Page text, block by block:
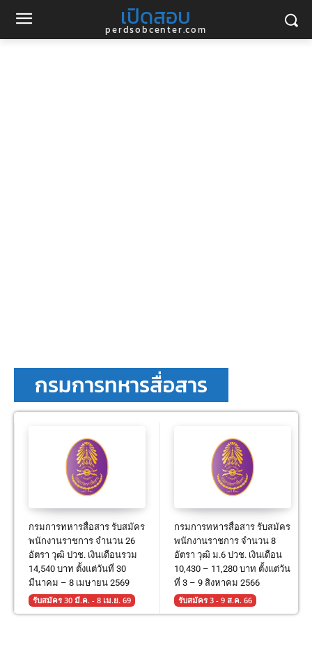
เปิดสอบ
perdsobcenter.com
กรมการทหารสื่อสาร
กรมการทหารสื่อสาร รับสมัคร
พนักงานราชการ จำนวน 26
อัตรา วุฒิ ปวช. เงินเดือนรวม
14,540 บาท ตั้งแต่วันที่ 30
มีนาคม – 8 เมษายน 2569
รับสมัคร 30 มี.ค. - 8 เม.ย. 69
กรมการทหารสื่อสาร รับสมัคร
พนักงานราชการ จำนวน 8
อัตรา วุฒิ ม.6 ปวช. เงินเดือน
10,430 – 11,280 บาท ตั้งแต่วัน
ที่ 3 – 9 สิงหาคม 2566
รับสมัคร 3 - 9 ส.ค. 66